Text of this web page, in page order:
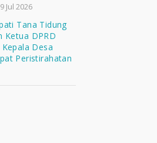
Jul 2026
Tana Tidung
Ketua DPRD
Desa
Peristirahatan